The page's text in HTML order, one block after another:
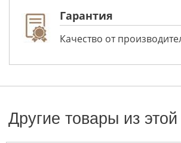
Гарантия
Качество от
Другие товары из